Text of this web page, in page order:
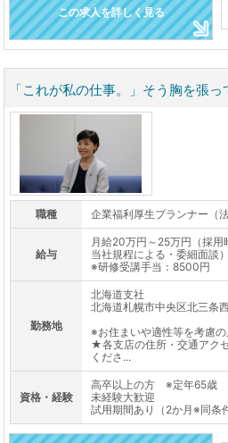
この求人を詳しく見る
「これが私の仕事。」そう胸を張っ
職種 企業福利厚生プランナー（
給与
月給20万円～25万円（採
当社規程による・委細面談
※研修受講手当：8500円
勤務地
北海道支社
北海道札幌市中央区北三条
※お住まいや適性等を考慮
★各支店の住所・交通アク
くださ...
資格・経験
高卒以上の方 ※定年65歳
未経験大歓迎
試用期間あり（2か月※同条